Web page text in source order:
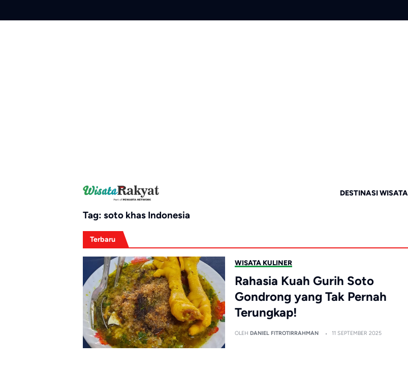
DESTINASI WISATA
Tag: soto khas Indonesia
Terbaru
WISATA KULINER
Rahasia Kuah Gurih Soto
Gondrong yang Tak Pernah
Terungkap!
OLEH DANIEL FITROTIRRAHMAN 11 SEPTEMBER 2025